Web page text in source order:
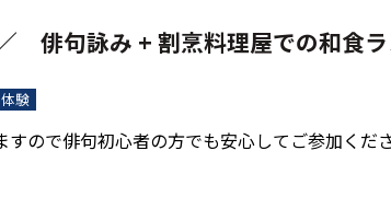
俳句詠み + 割烹料理屋での和食
験
すので俳句初心者の方でも安心してご参加くだ